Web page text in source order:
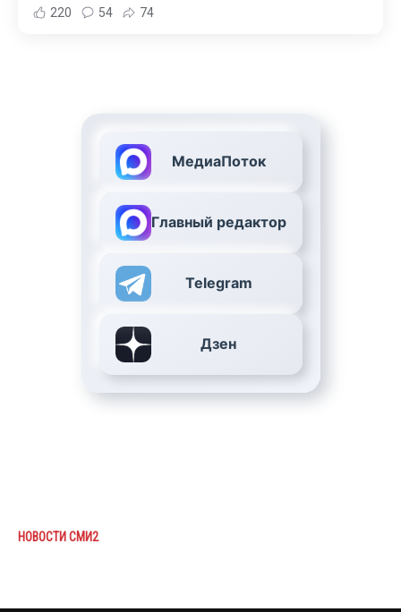
220 54 74
МедиаПоток
Главный редактор
Telegram
Дзен
НОВОСТИ СМИ2